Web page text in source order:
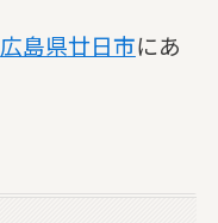
広島県廿日市にあ